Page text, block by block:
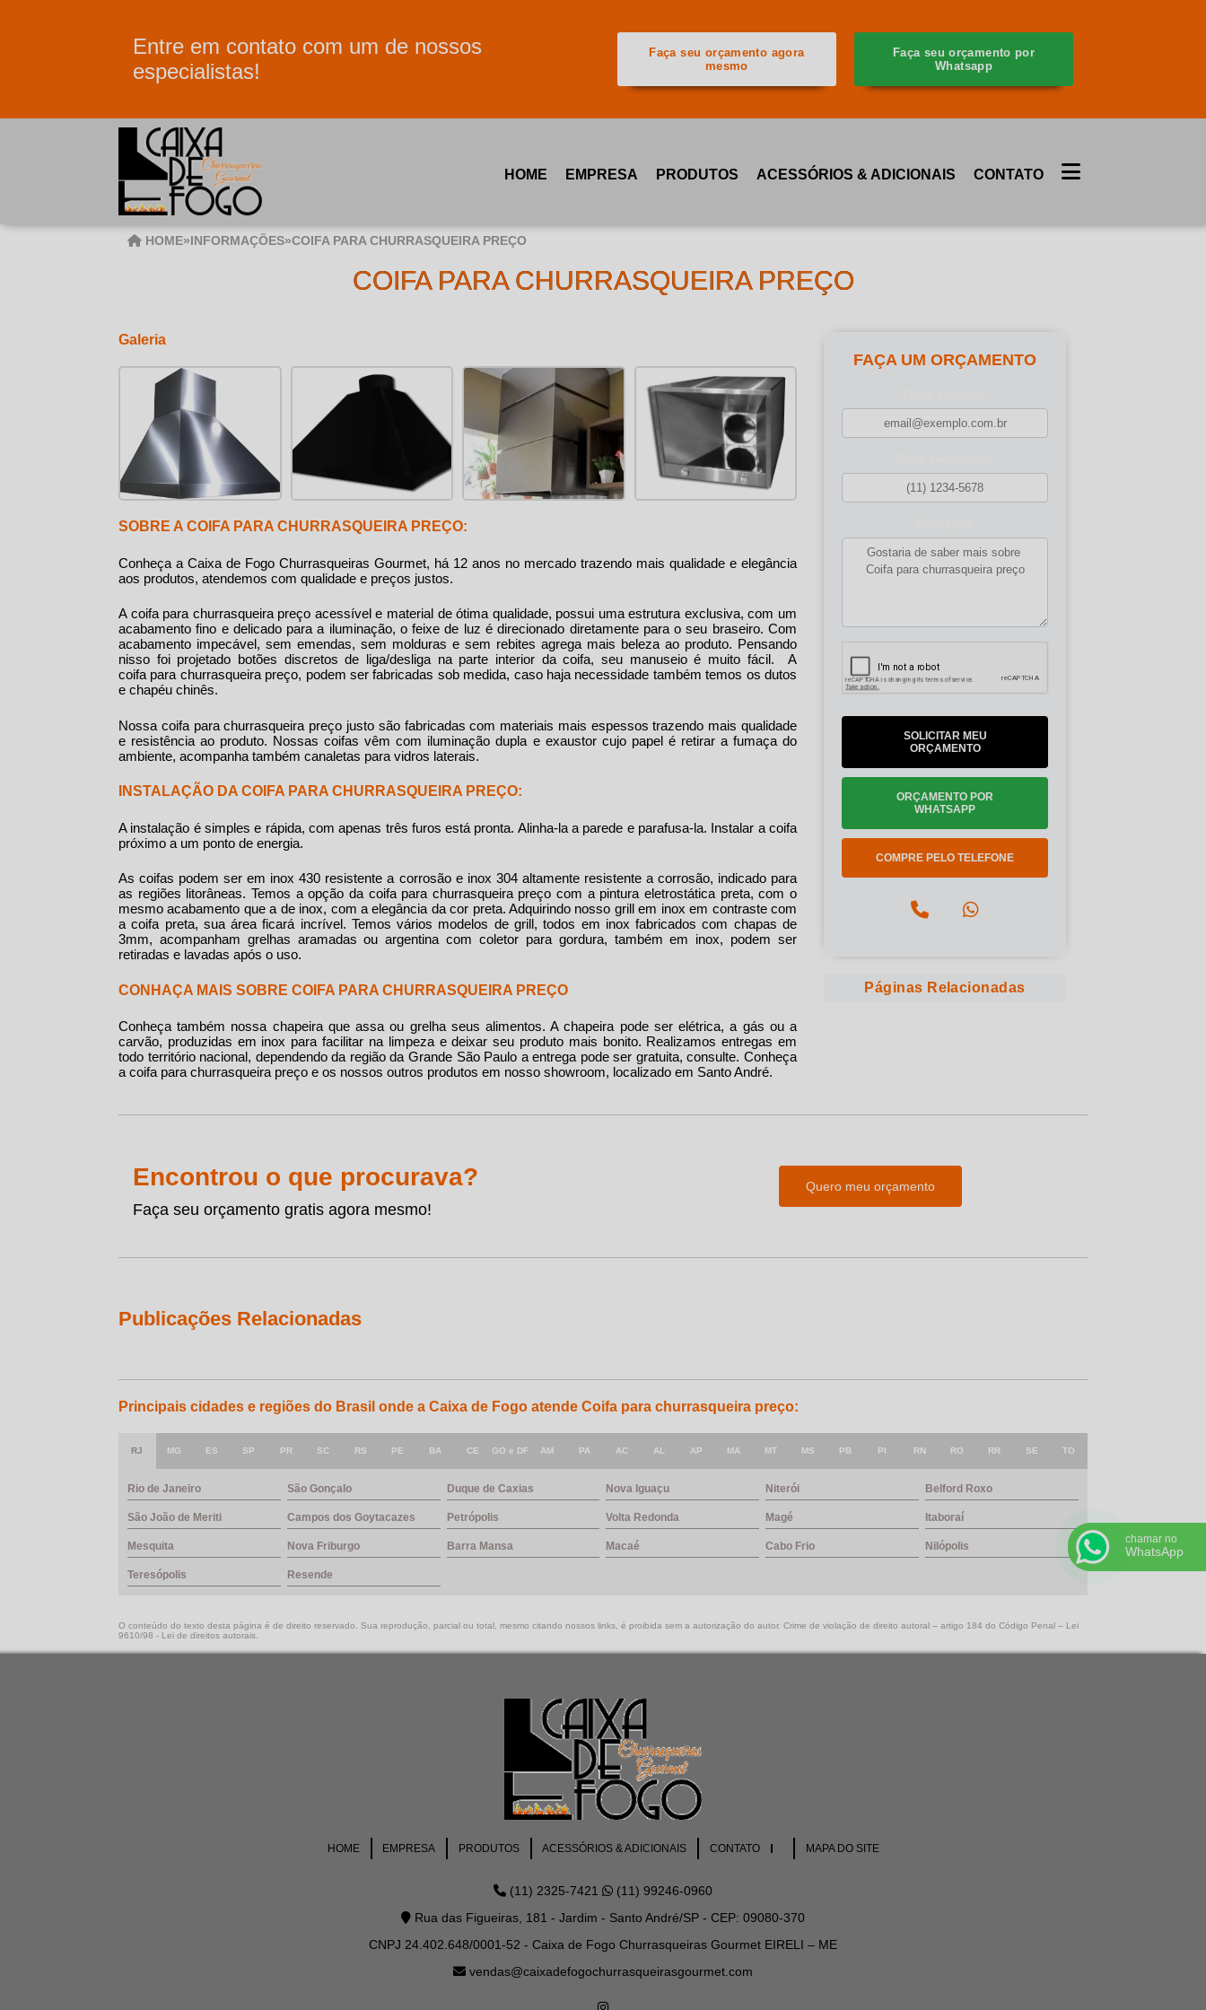
Entre em contato com um de nossos
especialistas!
Faça seu orçamento agora
mesmo
Faça seu orçamento por
Whatsapp
HOME EMPRESA PRODUTOS ACESSÓRIOS & ADICIONAIS CONTATO
HOME»INFORMAÇÕES»COIFA PARA CHURRASQUEIRA PREÇO
COIFA PARA CHURRASQUEIRA PREÇO
Galeria
SOBRE A COIFA PARA CHURRASQUEIRA PREÇO:
Conheça a Caixa de Fogo Churrasqueiras Gourmet, há 12 anos no mercado trazendo mais qualidade e elegância
aos produtos, atendemos com qualidade e preços justos.
A coifa para churrasqueira preço acessível e material de ótima qualidade, possui uma estrutura exclusiva, com um
acabamento fino e delicado para a iluminação, o feixe de luz é direcionado diretamente para o seu braseiro. Com
acabamento impecável, sem emendas, sem molduras e sem rebites agrega mais beleza ao produto. Pensando
nisso foi projetado botões discretos de liga/desliga na parte interior da coifa, seu manuseio é muito fácil. A
coifa para churrasqueira preço, podem ser fabricadas sob medida, caso haja necessidade também temos os dutos
e chapéu chinês.
Nossa coifa para churrasqueira preço justo são fabricadas com materiais mais espessos trazendo mais qualidade
e resistência ao produto. Nossas coifas vêm com iluminação dupla e exaustor cujo papel é retirar a fumaça do
ambiente, acompanha também canaletas para vidros laterais.
INSTALAÇÃO DA COIFA PARA CHURRASQUEIRA PREÇO:
A instalação é simples e rápida, com apenas três furos está pronta. Alinha-la a parede e parafusa-la. Instalar a coifa
próximo a um ponto de energia.
As coifas podem ser em inox 430 resistente a corrosão e inox 304 altamente resistente a corrosão, indicado para
as regiões litorâneas. Temos a opção da coifa para churrasqueira preço com a pintura eletrostática preta, com o
mesmo acabamento que a de inox, com a elegância da cor preta. Adquirindo nosso grill em inox em contraste com
a coifa preta, sua área ficará incrível. Temos vários modelos de grill, todos em inox fabricados com chapas de
3mm, acompanham grelhas aramadas ou argentina com coletor para gordura, também em inox, podem ser
retiradas e lavadas após o uso.
CONHAÇA MAIS SOBRE COIFA PARA CHURRASQUEIRA PREÇO
Conheça também nossa chapeira que assa ou grelha seus alimentos. A chapeira pode ser elétrica, a gás ou a
carvão, produzidas em inox para facilitar na limpeza e deixar seu produto mais bonito. Realizamos entregas em
todo território nacional, dependendo da região da Grande São Paulo a entrega pode ser gratuita, consulte. Conheça
a coifa para churrasqueira preço e os nossos outros produtos em nosso showroom, localizado em Santo André.
FAÇA UM ORÇAMENTO
SOLICITAR MEU
ORÇAMENTO
ORÇAMENTO POR
WHATSAPP
COMPRE PELO TELEFONE
Páginas Relacionadas
Encontrou o que procurava?
Faça seu orçamento gratis agora mesmo!
Quero meu orçamento
Publicações Relacionadas
Principais cidades e regiões do Brasil onde a Caixa de Fogo atende Coifa para churrasqueira preço:
RJ MG ES SP PR SC RS PE BA CE GO e DF AM PA AC AL AP MA MT MS PB PI RN RO RR SE TO
Rio de Janeiro São Gonçalo Duque de Caxias Nova Iguaçu Niterói Belford Roxo
São João de Meriti Campos dos Goytacazes Petrópolis Volta Redonda Magé Itaboraí
Mesquita Nova Friburgo Barra Mansa Macaé Cabo Frio Nilópolis
Teresópolis Resende
O conteúdo do texto desta página é de direito reservado. Sua reprodução, parcial ou total, mesmo citando nossos links, é proibida sem a autorização do autor. Crime de violação de direito autoral – artigo 184 do Código Penal – Lei
9610/98 - Lei de direitos autorais
HOME EMPRESA PRODUTOS ACESSÓRIOS & ADICIONAIS CONTATO MAPA DO SITE
(11) 2325-7421
(11) 99246-0960
Rua das Figueiras, 181 - Jardim - Santo André/SP - CEP: 09080-370
CNPJ 24.402.648/0001-52 - Caixa de Fogo Churrasqueiras Gourmet EIRELI – ME
vendas@caixadefogochurrasqueirasgourmet.com
chamar no
WhatsApp